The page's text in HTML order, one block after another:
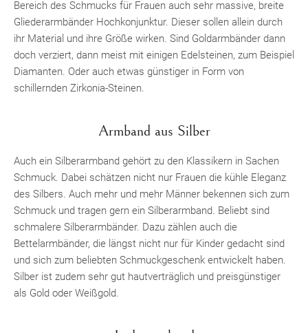
Bereich des Schmucks für Frauen auch sehr massive, breite
Gliederarmbänder Hochkonjunktur. Dieser sollen allein durch
ihr Material und ihre Größe wirken. Sind Goldarmbänder dann
doch verziert, dann meist mit einigen Edelsteinen, zum Beispiel
Diamanten. Oder auch etwas günstiger in Form von
schillernden Zirkonia-Steinen.
Armband aus Silber
Auch ein Silberarmband gehört zu den Klassikern in Sachen
Schmuck. Dabei schätzen nicht nur Frauen die kühle Eleganz
des Silbers. Auch mehr und mehr Männer bekennen sich zum
Schmuck und tragen gern ein Silberarmband. Beliebt sind
schmalere Silberarmbänder. Dazu zählen auch die
Bettelarmbänder, die längst nicht nur für Kinder gedacht sind
und sich zum beliebten Schmuckgeschenk entwickelt haben.
Silber ist zudem sehr gut hautverträglich und preisgünstiger
als Gold oder Weißgold.